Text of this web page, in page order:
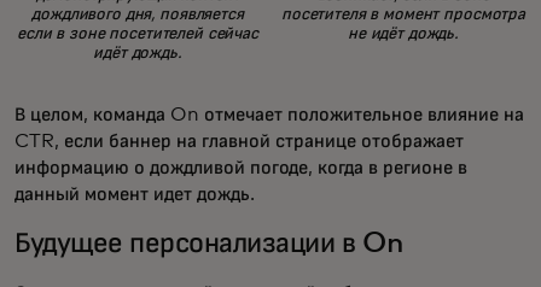
дождливого дня, появляется
если в зоне посетителей сейчас
идёт дождь.
посетителя в момент просмотра
не идёт дождь.
В целом, команда On отмечает положительное влияние на
CTR, если баннер на главной странице отображает
информацию о дождливой погоде, когда в регионе в
данный момент идет дождь.
Будущее персонализации в On